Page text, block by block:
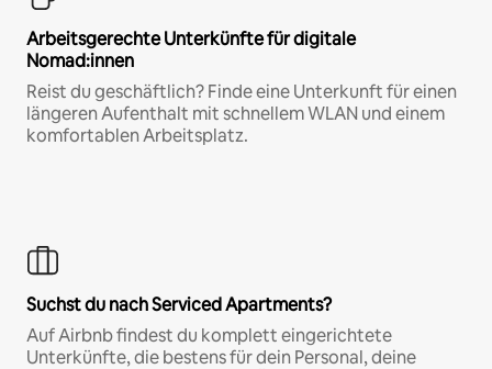
Arbeitsgerechte Unterkünfte für digitale
Nomad:innen
Reist du geschäftlich? Finde eine Unterkunft für einen
längeren Aufenthalt mit schnellem WLAN und einem
komfortablen Arbeitsplatz.
Suchst du nach Serviced Apartments?
Auf Airbnb findest du komplett eingerichtete
Unterkünfte, die bestens für dein Personal, deine